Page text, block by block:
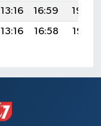
13:16 16:59
19:59
13:16 16:58 19:57